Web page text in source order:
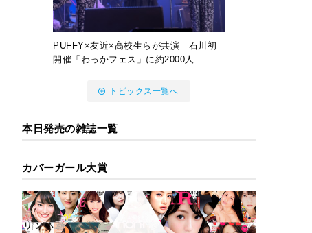
PUFFY×友近×高校生らが共演 石川初
開催「わっかフェス」に約2000人
トピックス一覧へ
本日発売の雑誌一覧
カバーガール大賞